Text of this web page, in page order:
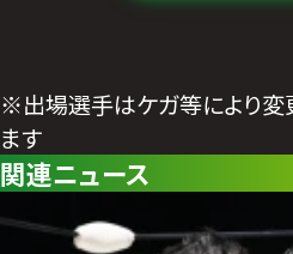
※出場選手はケガ等により変
ます
関連ニュース